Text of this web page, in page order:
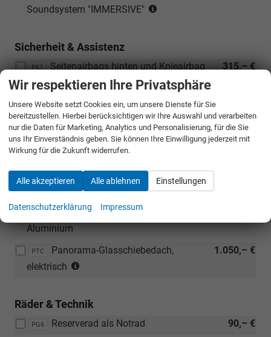
Soundsystem "IMMERSIVE"
[PG6]
Reserverad
als
Notrad)
Sicherheit & Assistenz
PA7 315,– €
Seitenairbags hinten und Knieairbag
für Fahrer
Außen
PGR 740,– €
Anhängevorrichtung, schwenkbar mit
elektrischer Entriegelung
PFE Außenspiegel in Carbon/Black
Außenspiegel in Carbon/Copper
Cupra Seitenschweller in Dark
Aluminium
PTC 1.050,– €
Panorama-Glasschiebedach,
elektrisch
mit:
[PB1]
Edge
Räder & Technik
PG6 90,– €
Reserverad als Notrad
Wir respektieren Ihre Privatsphäre
Unsere Website setzt Cookies ein, um unsere Dienste für Sie
bereitzustellen. Hierbei berücksichtigen wir Ihre Auswahl und verarbeiten
nur die Daten für Marketing, Analytics und Personalisierung, für die Sie
uns Ihr Einverständnis geben. Sie können Ihre Einwilligung jederzeit mit
Wirkung für die Zukunft widerrufen.
Alle akzeptieren Alle ablehnen Einstellungen
Datenschutzerklärung Impressum